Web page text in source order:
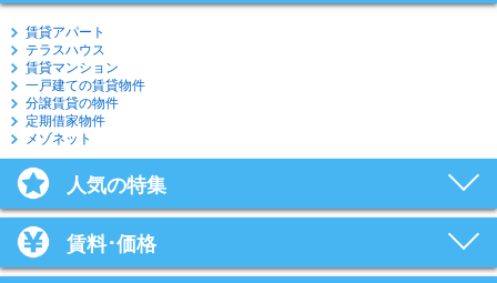
賃貸アパート
テラスハウス
賃貸マンション
一戸建ての賃貸物件
分譲賃貸の物件
定期借家物件
メゾネット
人気の特集
賃料･価格